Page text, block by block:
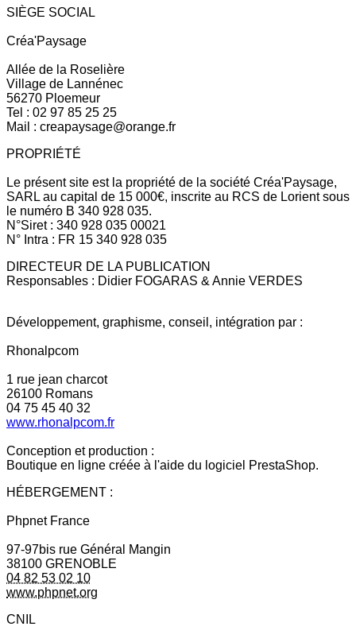
SIÈGE SOCIAL
Créa'Paysage
Allée de la Roselière
Village de Lannénec
56270 Ploemeur
Tel : 02 97 85 25 25
Mail : creapaysage@orange.fr
PROPRIÉTÉ
Le présent site est la propriété de la société Créa'Paysage,
SARL au capital de 15 000€, inscrite au RCS de Lorient sous
le numéro B 340 928 035.
N°Siret : 340 928 035 00021
N° Intra : FR 15 340 928 035
DIRECTEUR DE LA PUBLICATION
Responsables : Didier FOGARAS & Annie VERDES
Développement, graphisme, conseil, intégration par :
Rhonalpcom
1 rue jean charcot
26100 Romans
04 75 45 40 32
www.rhonalpcom.fr
Conception et production :
Boutique en ligne créée à l'aide du logiciel PrestaShop.
HÉBERGEMENT :
Phpnet France
97-97bis rue Général Mangin
38100 GRENOBLE
04 82 53 02 10
www.phpnet.org
CNIL